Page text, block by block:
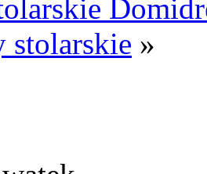
stolarskie »